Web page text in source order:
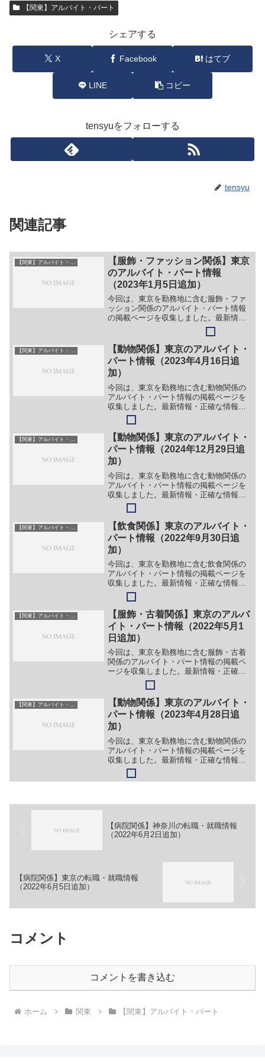
【関東】アルバイト・パート
シェアする
X Facebook はてブ
LINE コピー
tensyuをフォローする
tensyu
関連記事
【服飾・ファッション関係】東京
のアルバイト・パート情報
（2023年1月5日追加）
今回は、東京を勤務地に含む服飾・ファ
ッション関係のアルバイト・パート情報
の掲載ページを収集しました。最新情
報・正確な情報は企業サイトでご確認く
ださい。①【会社名】株式会社エイ・コ
ン【職種】［アルバイト］＞＞（１）簡
単な仕分け・検品・積込み業...
【関東】アルバイト・パート
【動物関係】東京のアルバイト・
パート情報（2023年4月16日追
加）
今回は、東京を勤務地に含む動物関係の
アルバイト・パート情報の掲載ページを
収集しました。最新情報・正確な情報は
企業サイトでご確認ください。①【会社
名】株式会社ジャパンペットコミュニケ
ーションズ【職種】［新卒・キャリア・
中途］＞＞（１）獣医師＞...
【動物関係】東京のアルバイト・
パート情報（2024年12月29日追
加）
今回は、東京を勤務地に含む動物関係の
アルバイト・パート情報の掲載ページを
収集しました。最新情報・正確な情報は
企業サイトでご確認ください。①【会社
名】有限会社ハッピーべル【職種】［正
社員・アルバイト・パート］＞＞（１）
犬猫販売員＞＞（２）トリ...
【飲食関係】東京のアルバイト・
パート情報（2022年9月30日追
加）
今回は、東京を勤務地に含む飲食関係の
アルバイト・パート情報の掲載ページを
収集しました。最新情報・正確な情報は
企業サイトでご確認ください。①【会社
名】スタンディングバー トリプルスリー
【職種】［アルバイト・正社員（店長候
補）］＞＞（１）バーテ...
【関東】アルバイト・パート
【服飾・古着関係】東京のアルバ
イト・パート情報（2022年5月1
日追加）
今回は、東京を勤務地に含む服飾・古着
関係のアルバイト・パート情報の掲載ペ
ージを収集しました。最新情報・正確な
情報は企業サイトでご確認ください。
①【会社名】BAZZSTORE【ガイド】
（１）下記リンク先ページ上部の「採
用」をクリック。（２）「...
【動物関係】東京のアルバイト・
パート情報（2023年4月28日追
加）
今回は、東京を勤務地に含む動物関係の
アルバイト・パート情報の掲載ページを
収集しました。最新情報・正確な情報は
企業サイトでご確認ください。①【会社
名】アクアフォレスト【職種】［正社
【病院関係】神奈川の転職・就職情報
（2022年6月2日追加）
【病院関係】東京の転職・就職情報
（2022年6月5日追加）
コメント
コメントを書き込む
ホーム 関東 【関東】アルバイト・パート